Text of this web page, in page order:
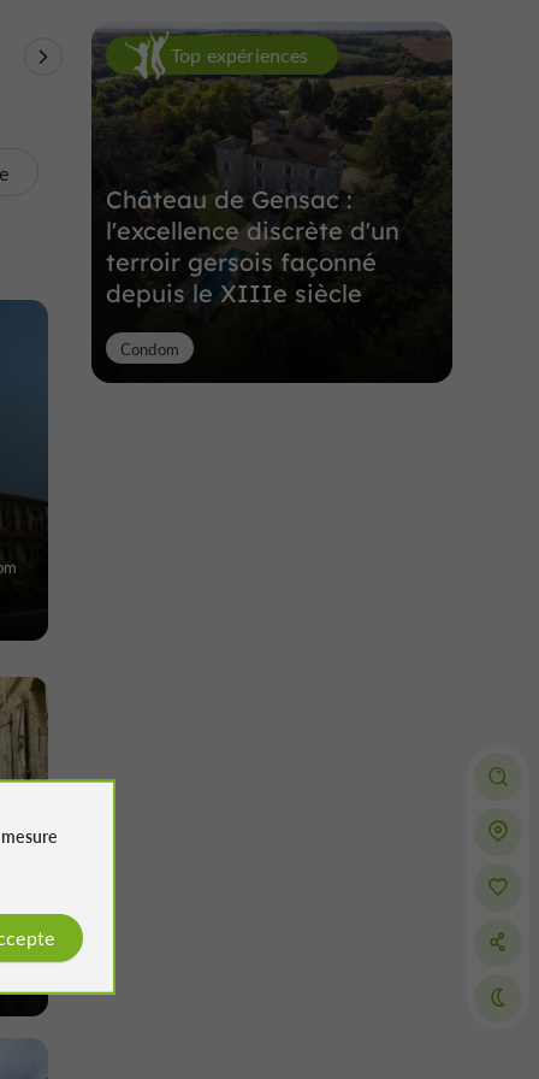
Sites Naturels Arènes Visites Insolites
Top expériences
Château de Gensac :
l'excellence discrète d'un
terroir gersois façonné
depuis le XIIIe siècle
Condom
mesure